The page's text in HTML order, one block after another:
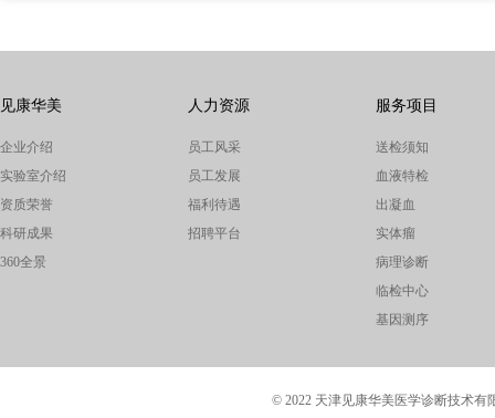
见康华美
企业介绍
实验室介绍
资质荣誉
科研成果
360全景
人力资源
员工风采
员工发展
福利待遇
招聘平台
服务项目
送检须知
血液特检
出凝血
实体瘤
病理诊断
临检中心
基因测序
© 2022 天津见康华美医学诊断技术